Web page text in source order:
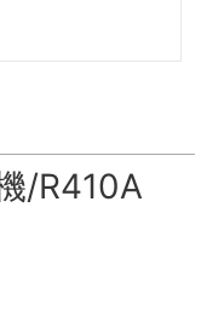
/R410A